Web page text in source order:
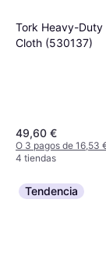
Tork Heavy-Duty
Cloth (530137)
49,60 €
O 3 pagos de 16,53
4 tiendas
Tendencia